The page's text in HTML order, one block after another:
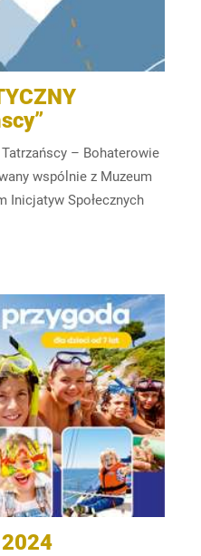
– Bohaterowie
wspólnie z Muzeum
Inicjatyw Społecznych
2024